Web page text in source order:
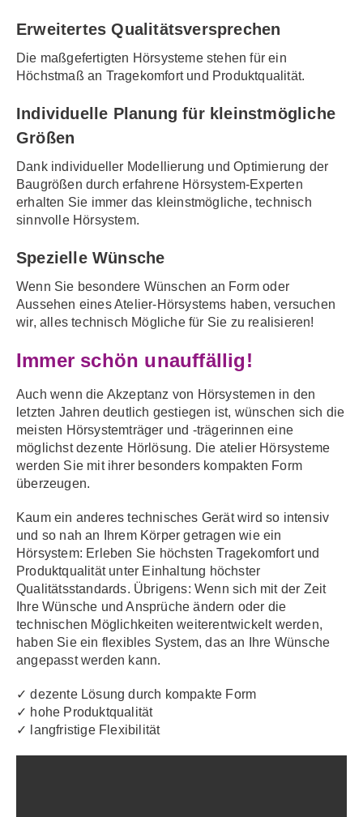
Erweitertes Qualitätsversprechen
Die maßgefertigten Hörsysteme stehen für ein
Höchstmaß an Tragekomfort und Produktqualität.
Individuelle Planung für kleinstmögliche
Größen
Dank individueller Modellierung und Optimierung der
Baugrößen durch erfahrene Hörsystem-Experten
erhalten Sie immer das kleinstmögliche, technisch
sinnvolle Hörsystem.
Spezielle Wünsche
Wenn Sie besondere Wünschen an Form oder
Aussehen eines Atelier-Hörsystems haben, versuchen
wir, alles technisch Mögliche für Sie zu realisieren!
Immer schön unauffällig!
Auch wenn die Akzeptanz von Hörsystemen in den
letzten Jahren deutlich gestiegen ist, wünschen sich die
meisten Hörsystemträger und -trägerinnen eine
möglichst dezente Hörlösung. Die atelier Hörsysteme
werden Sie mit ihrer besonders kompakten Form
überzeugen.
Kaum ein anderes technisches Gerät wird so intensiv
und so nah an Ihrem Körper getragen wie ein
Hörsystem: Erleben Sie höchsten Tragekomfort und
Produktqualität unter Einhaltung höchster
Qualitätsstandards. Übrigens: Wenn sich mit der Zeit
Ihre Wünsche und Ansprüche ändern oder die
technischen Möglichkeiten weiterentwickelt werden,
haben Sie ein flexibles System, das an Ihre Wünsche
angepasst werden kann.
✓ dezente Lösung durch kompakte Form
✓ hohe Produktqualität
✓ langfristige Flexibilität